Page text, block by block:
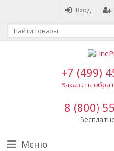
Вход
+7 (499)
Заказать
8 (800)
Меню